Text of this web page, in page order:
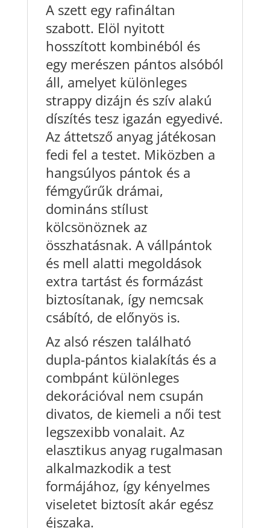
A szett egy rafináltan
szabott. Elöl nyitott
hosszított kombinéból és
egy merészen pántos alsóból
áll, amelyet különleges
strappy dizájn és szív alakú
díszítés tesz igazán egyedivé.
Az áttetsző anyag játékosan
fedi fel a testet. Miközben a
hangsúlyos pántok és a
fémgyűrűk drámai,
domináns stílust
kölcsönöznek az
összhatásnak. A vállpántok
és mell alatti megoldások
extra tartást és formázást
biztosítanak, így nemcsak
csábító, de előnyös is.
Az alsó részen található
dupla-pántos kialakítás és a
combpánt különleges
dekorációval nem csupán
divatos, de kiemeli a női test
legszexibb vonalait. Az
elasztikus anyag rugalmasan
alkalmazkodik a test
formájához, így kényelmes
viseletet biztosít akár egész
éjszaka.